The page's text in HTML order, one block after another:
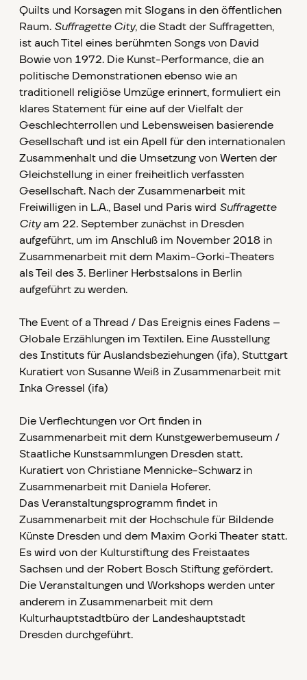
Quilts und Korsagen mit Slogans in den öffentlichen
Raum. Suffragette City, die Stadt der Suffragetten,
ist auch Titel eines berühmten Songs von David
Bowie von 1972. Die Kunst-Performance, die an
politische Demonstrationen ebenso wie an
traditionell religiöse Umzüge erinnert, formuliert ein
klares Statement für eine auf der Vielfalt der
Geschlechterrollen und Lebensweisen basierende
Gesellschaft und ist ein Apell für den internationalen
Zusammenhalt und die Umsetzung von Werten der
Gleichstellung in einer freiheitlich verfassten
Gesellschaft. Nach der Zusammenarbeit mit
Freiwilligen in L.A., Basel und Paris wird Suffragette
Cityam 22. September zunächst in Dresden
aufgeführt, um im Anschluß im November 2018 in
Zusammenarbeit mit dem Maxim-Gorki-Theaters
als Teil des 3. Berliner Herbstsalons in Berlin
aufgeführt zu werden.
The Event of a Thread / Das Ereignis eines Fadens –
Globale Erzählungen im Textilen. Eine Ausstellung
des Instituts für Auslandsbeziehungen (ifa), Stuttgart
Kuratiert von Susanne Weiß in Zusammenarbeit mit
Inka Gressel (ifa)
Die Verflechtungen vor Ort finden in
Zusammenarbeit mit dem Kunstgewerbemuseum /
Staatliche Kunstsammlungen Dresden statt.
Kuratiert von Christiane Mennicke-Schwarz in
Zusammenarbeit mit Daniela Hoferer.
Das Veranstaltungsprogramm findet in
Zusammenarbeit mit der Hochschule für Bildende
Künste Dresden und dem Maxim Gorki Theater statt.
Es wird von der Kulturstiftung des Freistaates
Sachsen und der Robert Bosch Stiftung gefördert.
Die Veranstaltungen und Workshops werden unter
anderem in Zusammenarbeit mit dem
Kulturhauptstadtbüro der Landeshauptstadt
Dresden durchgeführt.